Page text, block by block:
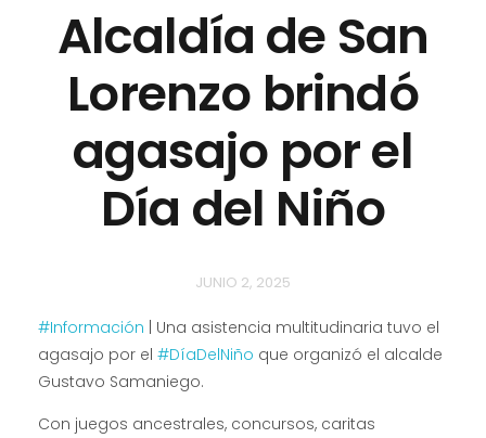
Alcaldía de San
Lorenzo brindó
agasajo por el
Día del Niño
JUNIO 2, 2025
#Información | Una asistencia multitudinaria tuvo el
agasajo por el #DíaDelNiño que organizó el alcalde
Gustavo Samaniego.
Con juegos ancestrales, concursos, caritas